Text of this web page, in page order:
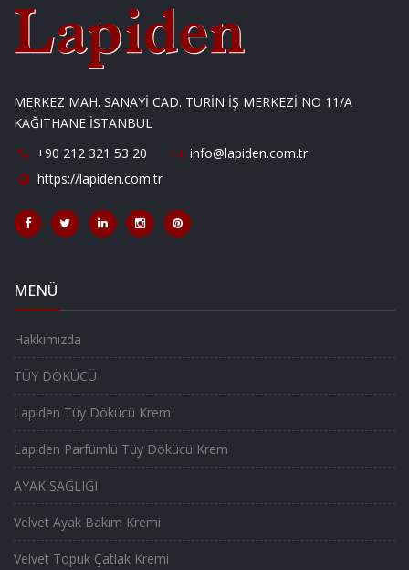
MERKEZ MAH. SANAYİ CAD. TURİN İŞ MERKEZİ NO 11/A
KAĞITHANE İSTANBUL
+90 212 321 53 20
info@lapiden.com.tr
https://lapiden.com.tr
MENÜ
Hakkımızda
TÜY DÖKÜCÜ
Lapiden Tüy Dökücü Krem
Lapiden Parfümlü Tüy Dökücü Krem
AYAK SAĞLIĞI
Velvet Ayak Bakım Kremi
Velvet Topuk Çatlak Kremi